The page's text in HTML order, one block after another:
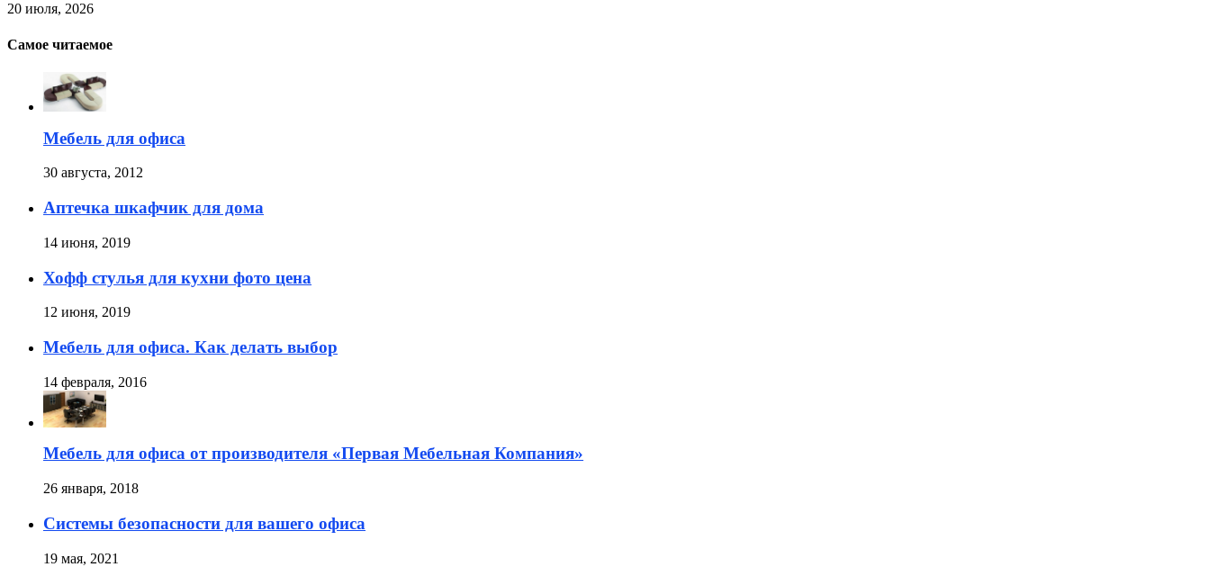
20 июля, 2026
Самое читаемое
Мебель для офиса
30 августа, 2012
Аптечка шкафчик для дома
14 июня, 2019
Хофф стулья для кухни фото цена
12 июня, 2019
Мебель для офиса. Как делать выбор
14 февраля, 2016
Мебель для офиса от производителя «Первая Мебельная Компания»
26 января, 2018
Системы безопасности для вашего офиса
19 мая, 2021